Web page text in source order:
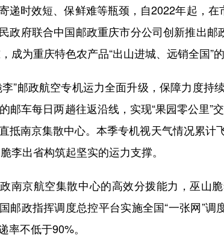
时效短、保鲜难等瓶颈，自2022年起，在
政府联合中国邮政重庆市分公司创新推出
成为重庆特色农产品“出山进城、远销全国”的
邮政航空专机运力全面升级，保障力度持
邮车每日两趟往返沿线，实现“果园零公里
抵南京集散中心。本季专机视天气情况累
李出省构筑起坚实的运力支撑。
京航空集散中心的高效分拨能力，巫山
邮政指挥调度总控平台实施全国“一张网”
率不低于90%。